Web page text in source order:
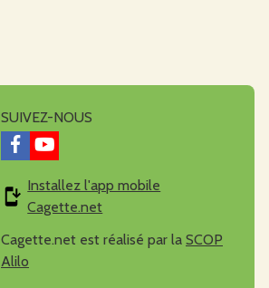
SUIVEZ-NOUS
Installez l'app mobile
Cagette.net
Cagette.net est réalisé par la SCOP
Alilo